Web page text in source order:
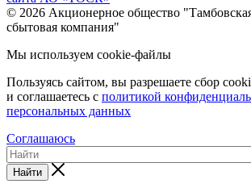
© 2026 Акционерное общество
сбытовая компания"
Мы используем cookie-файлы
Пользуясь сайтом, вы разрешаете сбор
и соглашаетесь с политикой
персональных данных
Соглашаюсь
Найти